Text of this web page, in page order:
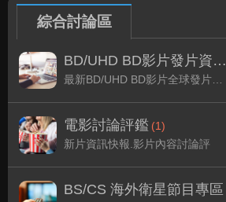
綜合討論區
BD/UHD BD影片發片資訊
電影討論評鑑 (1)
新片資訊快報.影片內容討論評
BS/CS 海外衛星節目專區